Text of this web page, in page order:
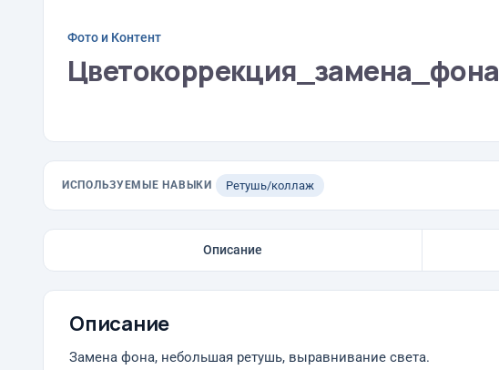
Фото и Контент
Цветокоррекция_замена_фона
ИСПОЛЬЗУЕМЫЕ НАВЫКИ Ретушь/коллаж
Описание
Описание
Замена фона, небольшая ретушь, выравнивание света.